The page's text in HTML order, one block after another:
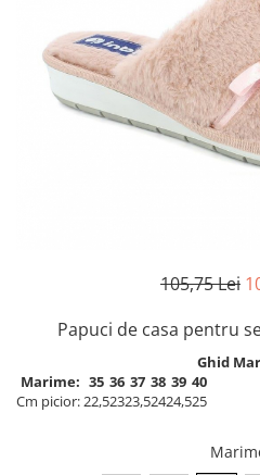
Vesna
Dr. Feet
105,75 Lei
Papuci de casa pentru
Ghid
Marime: 35 36 37 38 39 40
Cm picior:22,52323,52424,525